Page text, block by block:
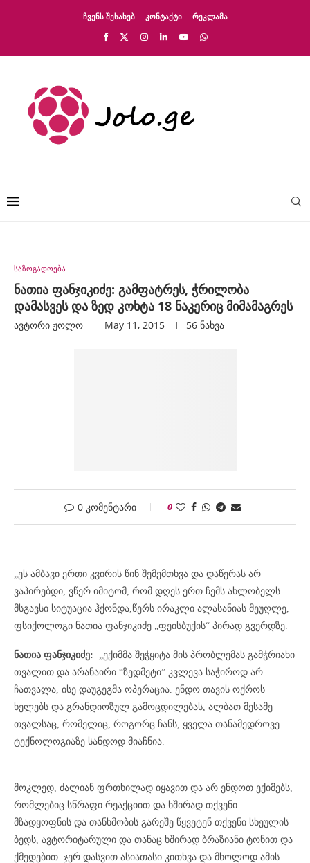
ᲩᲕᲔᲜᲡ ᲨᲔᲡᲐᲮᲔᲑ ᲙᲝᲜᲢᲐᲥᲢᲘ ᲠᲔᲙᲚᲐᲛᲐ
საზოგადოება
ნათია ფანჯიკიძე: გამფატრეს, ჭრილობა
დამასვეს და ზედ კოხტა 18 ნაკერიც მიმამაგრეს
ავტორი Ჟოლო May 11, 2015 56 ნახვა
0 კომენტარი 0
„ეს ამბავი ერთი კვირის წინ შემემთხვა და დაწერას არ
ვაპირებდი, ვწერ იმიტომ, რომ დღეს ერთ ჩემს ახლობელს
მსგავსი სიტუაცია ჰქონდა,წერს ირაკლი ალასანიას მეუღლე,
ფსიქოლოგი ნათია ფანჯიკიძე „ფეისბუქის“ პირად გვერდზე.
ნათია ფანჯიკიძე:
„ექიმმა შეჭყიტა მის პრობლემას გამჭრიახი
თვალით და არანაირი “ზედმეტი” კვლევა საჭიროდ არ
ჩათვალა, ისე დაუგეგმა ოპერაცია. ენდო თავის ოქროს
ხელებს და გრანდიოზულ გამოცდილებას, ალბათ მესამე
თვალსაც, რომელიც, როგორც ჩანს, ყველა თანამედროვე
ტექნოლოგიაზე სანდოდ მიაჩნია.
მოკლედ, ძალიან ფრთხილად იყავით და არ ენდოთ ექიმებს,
რომლებიც სწრაფი რეაქციით და ხშირად თქვენი
მზადყოფნის და თანხმობის გარეშე წყვეტენ თქვენი სხეულის
ბედს, ავტორიტარული და თანაც ხშირად ბრაზიანი ტონით და
ქმედებით. ჯერ დასვით ასიათასი კითხვა და მხოლოდ ამის